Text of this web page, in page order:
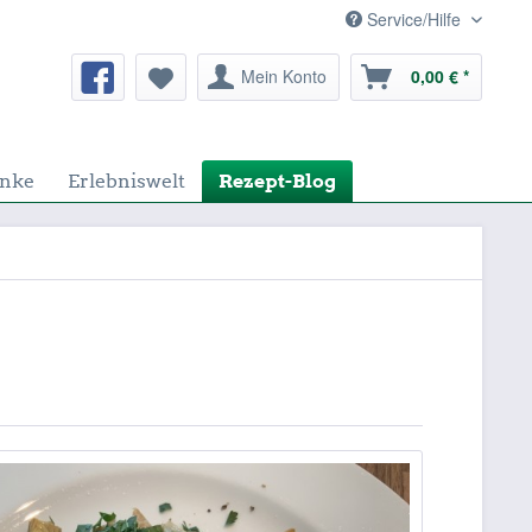
Service/Hilfe
Mein Konto 0,00 € *
Erlebniswelt Rezept-Blog